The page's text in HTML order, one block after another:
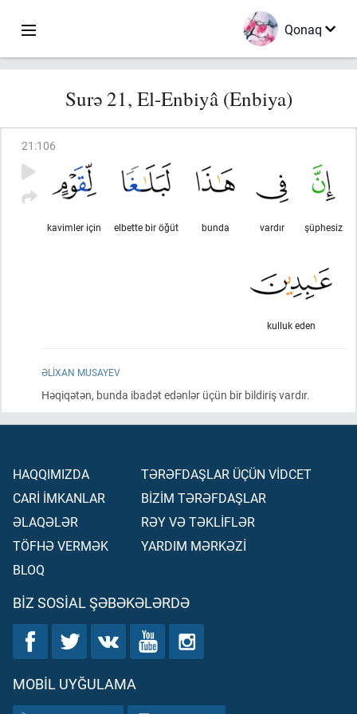
Qonaq
Surə 21, El-Enbiyâ (Enbiya)
21 :106
şüphesiz
vardır
bunda
elbette bir öğüt
kavimler için
kulluk eden
ƏLIXAN MUSAYEV
Həqiqətən, bunda ibadət edənlər üçün bir bildiriş vardır.
HAQQIMIZDA
CARİ İMKANLAR
ƏLAQƏLƏR
TÖFHƏ VERMƏK
BLOQ
TƏRƏFDAŞLAR ÜÇÜN VİDCET
BİZİM TƏRƏFDAŞLAR
RƏY VƏ TƏKLİFLƏR
YARDIM MƏRKƏZİ
BIZ SOSIAL ŞƏBƏKƏLƏRDƏ
MOBIL UYĞULAMA